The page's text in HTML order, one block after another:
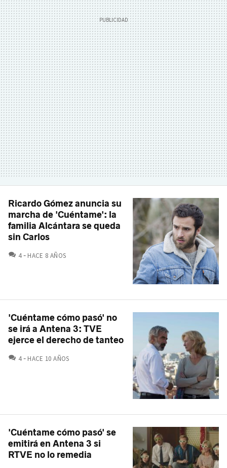
Ricardo Gómez anuncia su
marcha de 'Cuéntame': la
familia Alcántara se queda
sin Carlos
4 COMENTARIOS
HACE 8 AÑOS
'Cuéntame cómo pasó' no
se irá a Antena 3: TVE
ejerce el derecho de tanteo
4 COMENTARIOS
HACE 10 AÑOS
'Cuéntame cómo pasó' se
emitirá en Antena 3 si
RTVE no lo remedia